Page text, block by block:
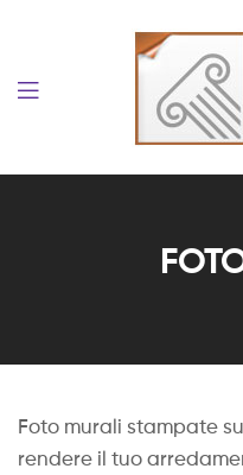
Carta
da
e
da
Parati
Foto murali stampate
rendere il tuo